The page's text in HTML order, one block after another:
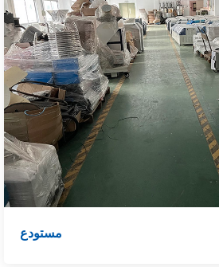
مستودع